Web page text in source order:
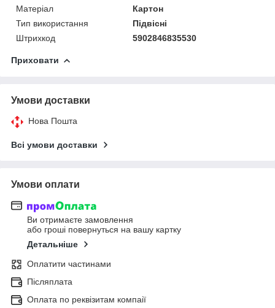
Матеріал
Картон
Тип використання
Підвісні
Штрихкод
5902846835530
Приховати
Умови доставки
Нова Пошта
Всі умови доставки
Умови оплати
Ви отримаєте замовлення
або гроші повернуться на вашу картку
Детальніше
Оплатити частинами
Післяплата
Оплата по реквізитам компаії